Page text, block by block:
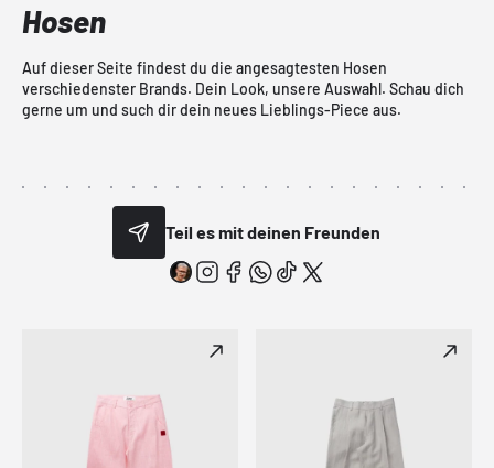
Hosen
Auf dieser Seite findest du die angesagtesten Hosen
verschiedenster Brands. Dein Look, unsere Auswahl. Schau dich
gerne um und such dir dein neues Lieblings-Piece aus.
Teil es mit deinen Freunden